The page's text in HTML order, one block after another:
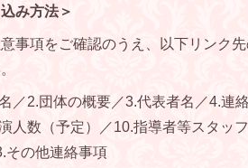
み方法＞
意事項をご確認のうえ、以下リンク
／2.団体の概要／3.代表者名／4.連
人数（予定）／10.指導者等スタッ
その他連絡事項